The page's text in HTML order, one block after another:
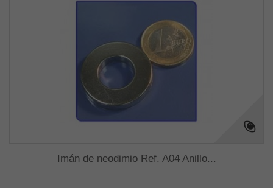
Imán de neodimio Ref. A04 Anillo...